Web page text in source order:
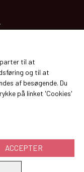
til at
og til at
af besøgende. Du
på linket 'Cookies'
ACCEPTER